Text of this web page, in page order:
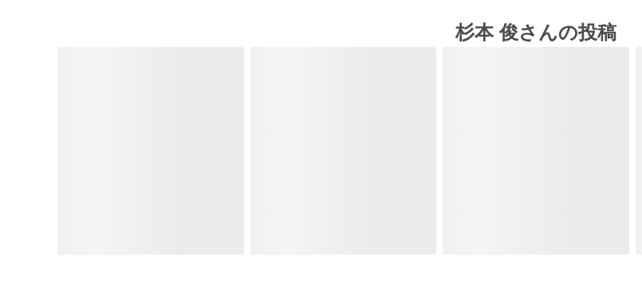
杉本 俊さんの投稿